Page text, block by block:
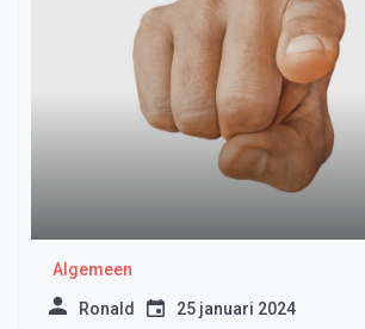
Algemeen
Ronald 25 januari 2024